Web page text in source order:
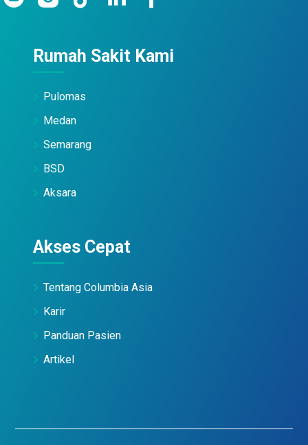
Rumah Sakit Kami
Pulomas
Medan
Semarang
BSD
Aksara
Akses Cepat
Tentang Columbia Asia
Karir
Panduan Pasien
Artikel